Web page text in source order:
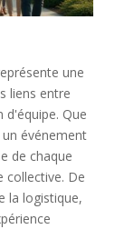
une
liens entre
d'équipe. Que
événement
de chaque
collective. De
la logistique,